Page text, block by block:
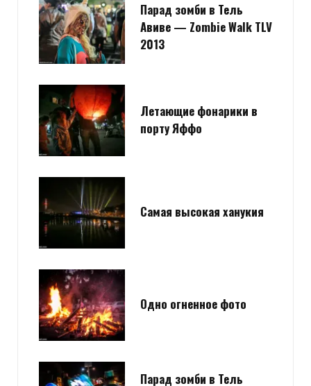
Парад зомби в Тель
Авиве — Zombie Walk TLV
2013
Летающие фонарики в
порту Яффо
Самая высокая ханукия
Одно огненное фото
Парад зомби в Тель